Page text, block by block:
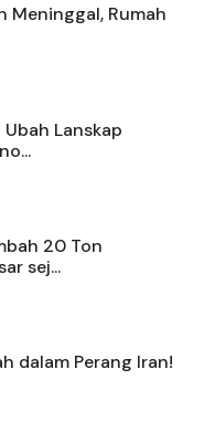
Meninggal, Rumah
Lanskap
20 Ton
sej...
dalam Perang Iran!